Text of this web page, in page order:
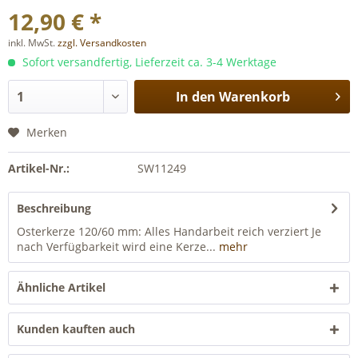
12,90 € *
inkl. MwSt.zzgl. Versandkosten
Sofort versandfertig, Lieferzeit ca. 3-4 Werktage
In den Warenkorb
Merken
Artikel-Nr.: SW11249
Beschreibung
Osterkerze 120/60 mm: Alles Handarbeit reich verziert Je
nach Verfügbarkeit wird eine Kerze... mehr
Ähnliche Artikel
Kunden kauften auch